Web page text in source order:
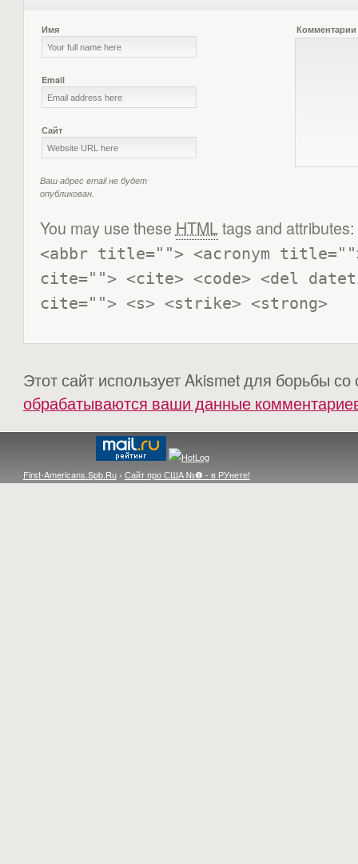
Имя
Email
Сайт
Ваш адрес email не будет
опубликован.
Комментарии
You may use these HTMLtags and attributes:
<abbr title=""> <acronym
cite=""> <cite> <code> <del
cite=""> <s> <strike> <strong>
Этот сайт использует Akismet для борьбы
обрабатываются ваши данные
First-Americans.Spb.Ru› Сайт про США №❶ - в РУнете!